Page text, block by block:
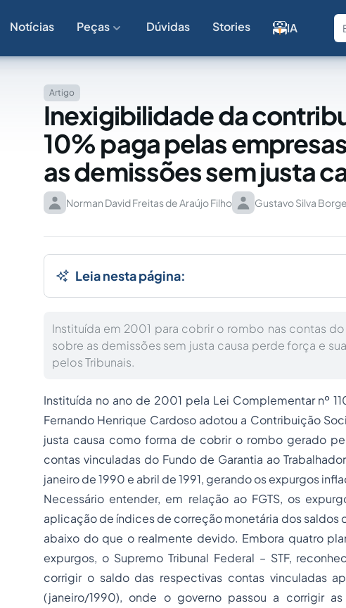
Notícias Peças Dúvidas Stories IA
Artigo
Inexigibilidade da
10% paga pelas
as demissões sem justa
Norman David Freitas de Araújo Filho Gustavo Silva
Leia nesta página:
Instituída em 2001 para cobrir o rombo nas contas
sobre as demissões sem justa causa perde força e
pelos Tribunais.
Instituída no ano de 2001 pela Lei Complementar nº
Fernando Henrique Cardoso adotou a Contribuição
justa causa como forma de cobrir o rombo gerado
contas vinculadas do Fundo de Garantia ao
janeiro de 1990 e abril de 1991, gerando os expurgos
Necessário entender, em relação ao FGTS, os
aplicação de índices de correção monetária dos saldos
abaixo do que o realmente devido. Embora quatro
expurgos, o Supremo Tribunal Federal – STF,
corrigir o saldo das respectivas contas vinculadas
(janeiro/1990), onde o governo passou a corrigir